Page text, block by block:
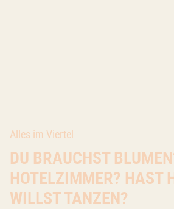
Alles im Viertel
DU BRAUCHST
HOTELZIMMER? HAST
WILLST TANZEN?